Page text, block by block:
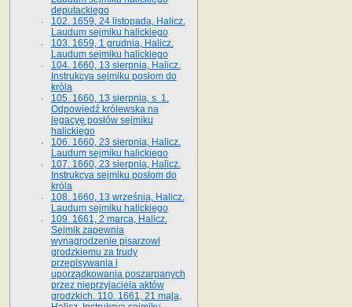
deputackiego
102. 1659, 24 listopada, Halicz.
Laudum sejmiku halickiego
103. 1659, 1 grudnia, Halicz.
Laudum sejmiku halickiego
104. 1660, 13 sierpnia, Halicz.
Instrukcya sejmiku posłom do
króla
105. 1660, 13 sierpnia, s. 1.
Odpowiedź królewska na
legacyę posłów sejmiku
halickiego
106. 1660, 23 sierpnia, Halicz.
Laudum sejmiku halickiego
107. 1660, 23 sierpnia, Halicz.
Instrukcya sejmiku posłom do
króla
108. 1660, 13 września, Halicz.
Laudum sejmiku halickiego
109. 1661, 2 marca, Halicz.
Sejmik zapewnia
wynagrodzenie pisarzowi
grodzkiemu za trudy
przepisywania i
uporządkowania poszarpanych
przez nieprzyjaciela aktów
grodzkich. 110. 1661, 21 maja,